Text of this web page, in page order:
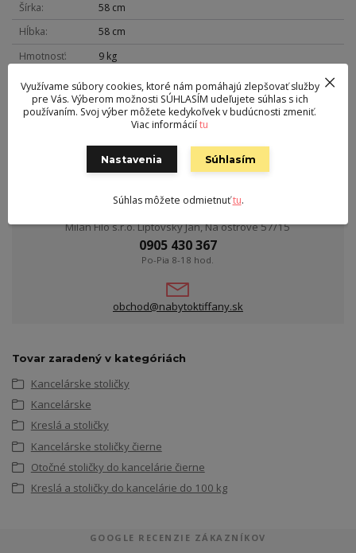
Šírka
58 cm
Hĺbka
58 cm
Hmotnosť
9 kg
Nosnosť
100 kg
Sedák
látka
45-55 cm
Kontakt
Milan Filo s.r.o. Liptovský Ján, Na ostrove 57/15
0905 430 367
Po-Pia 8-18 hod.
obchod@nabytoktiffany.sk
Tovar zaradený v kategóriách
Kancelárske stoličky
Kancelárske
Kreslá a stoličky
Kancelárske stoličky čierne
Otočné stoličky do kancelárie čierne
Kreslá a stoličky do kancelárie do 100 kg
GOOGLE RECENZIE ZÁKAZNÍKOV
Využívame súbory cookies, ktoré nám pomáhajú zlepšovať služby
pre Vás. Výberom možnosti SÚHLASÍM udeľujete súhlas s ich
používaním. Svoj výber môžete kedykoľvek v budúcnosti zmeniť.
Viac informáciítu
Nastavenia Súhlasím
Súhlas môžete odmietnuťtu.